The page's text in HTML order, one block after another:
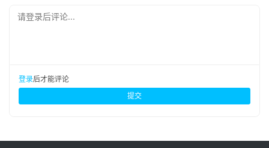
请登录后评论...
登录后才能评论
提交